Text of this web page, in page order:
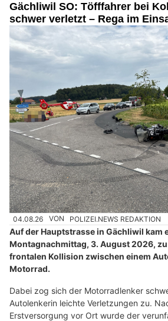
Gächliwil SO: Töfffahrer bei
schwer verletzt – Rega im
04.08.26 VON POLIZEI.NEWS REDAKTION
Auf der Hauptstrasse in Gächliwil kam
Montagnachmittag, 3. August 2026,
frontalen Kollision zwischen einem
Motorrad.
Dabei zog sich der Motorradlenker
Autolenkerin leichte Verletzungen zu.
Erstversorgung vor Ort wurde der